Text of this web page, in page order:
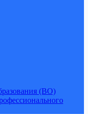
(ВО)